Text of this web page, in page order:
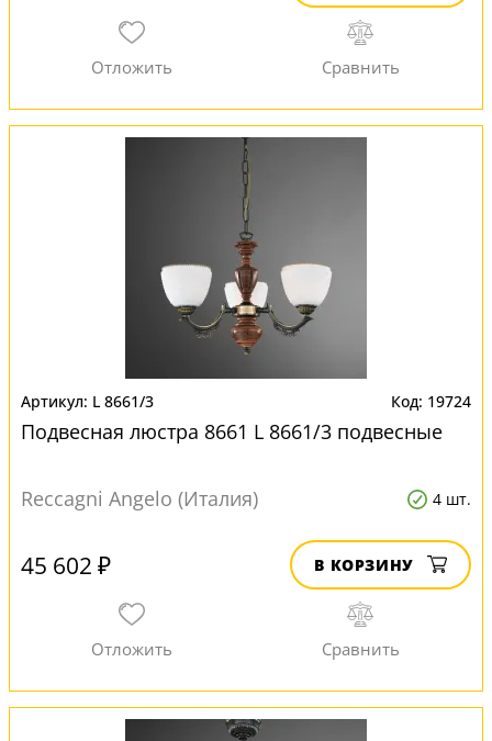
L 8661/3 19724
Подвесная люстра 8661 L 8661/3 подвесные
Reccagni Angelo (Италия) 4 шт.
45 602 ₽ В КОРЗИНУ